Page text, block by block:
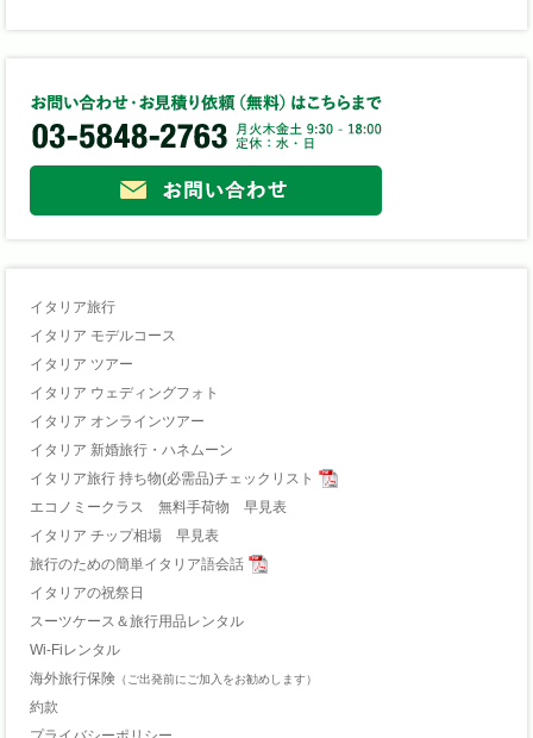
イタリア旅行
イタリア モデルコース
イタリア ツアー
イタリア ウェディングフォト
イタリア オンラインツアー
イタリア 新婚旅行・ハネムーン
イタリア旅行 持ち物(必需品)チェックリスト
エコノミークラス 無料手荷物 早見表
イタリア チップ相場 早見表
旅行のための簡単イタリア語会話
イタリアの祝祭日
スーツケース＆旅行用品レンタル
Wi-Fiレンタル
海外旅行保険 （ご出発前にご加入をお勧めします）
約款